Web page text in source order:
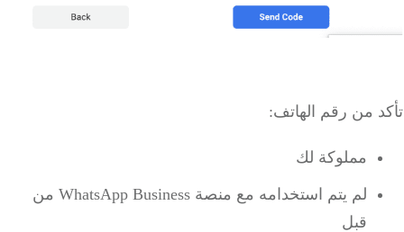
من رقم الهاتف:
مملوكة لك
لم يتم استخدامه مع منصة WhatsApp Business من
قبل